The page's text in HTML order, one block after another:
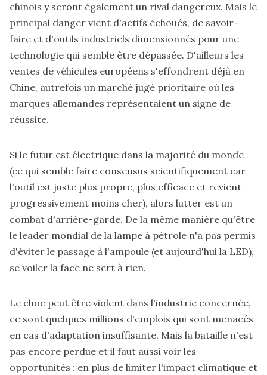
chinois y seront également un rival dangereux. Mais le
principal danger vient d'actifs échoués, de savoir-
faire et d'outils industriels dimensionnés pour une
technologie qui semble être dépassée. D'ailleurs les
ventes de véhicules européens s'effondrent déjà en
Chine, autrefois un marché jugé prioritaire où les
marques allemandes représentaient un signe de
réussite.
Si le futur est électrique dans la majorité du monde
(ce qui semble faire consensus scientifiquement car
l'outil est juste plus propre, plus efficace et revient
progressivement moins cher), alors lutter est un
combat d'arrière-garde. De la même manière qu'être
le leader mondial de la lampe à pétrole n'a pas permis
d'éviter le passage à l'ampoule (et aujourd'hui la LED),
se voiler la face ne sert à rien.
Le choc peut être violent dans l'industrie concernée,
ce sont quelques millions d'emplois qui sont menacés
en cas d'adaptation insuffisante. Mais la bataille n'est
pas encore perdue et il faut aussi voir les
opportunités : en plus de limiter l'impact climatique et